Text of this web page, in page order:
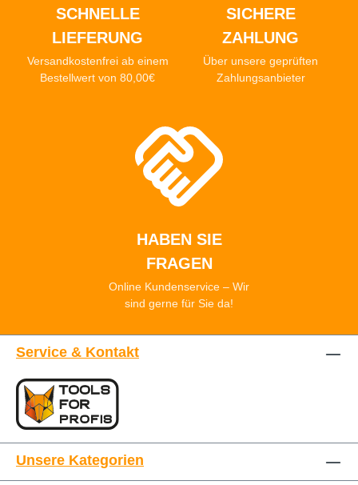
SCHNELLE
LIEFERUNG
Versandkostenfrei ab einem
Bestellwert von 80,00€
SICHERE
ZAHLUNG
Über unsere geprüften
Zahlungsanbieter
HABEN SIE
FRAGEN
Online Kundenservice – Wir
sind gerne für Sie da!
Service & Kontakt
Unsere Kategorien